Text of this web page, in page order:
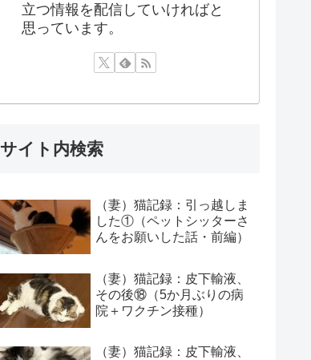
立つ情報を配信していければと
思っています。
サイト内検索
（妻）猫記録：引っ越しま
した①（ペットシッターさ
んをお願いした話・前編）
（妻）猫記録：皮下輸液、
その後⑱（5か月ぶりの病
院＋ワクチン接種）
（妻）猫記録：皮下輸液、